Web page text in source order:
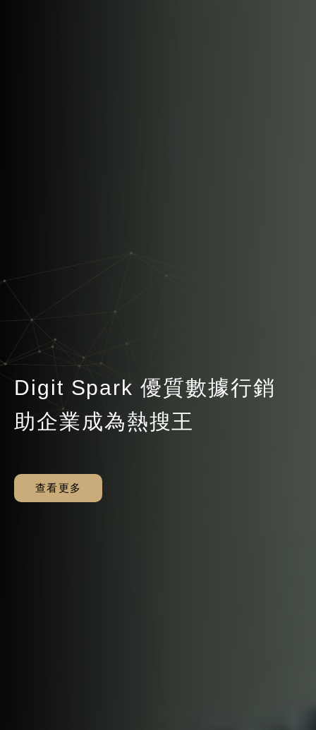
【B2B產業系列】破解 B2B
商機拓展 產業行銷有辦法
查看更多
Digit Spark《2023 產業觀
察報告書》上線
查看更多
Digit Spark 優質數據行銷
助企業成為熱搜王
查看更多
【已結束】經濟部3萬元 補
助中小企業數位轉型 Digit
Spark 數位工具助攻，就要
經濟部加持！Linker AI領客
智能獲得〈SBIR小型企業創
新研發計畫〉殊榮！
查看更多
服飾美妝產業 – 行銷應用分
享會：2023 行銷趨勢公開 x
數據驅動策略
查看更多
迎戰 2023 SEO 行銷趨勢：
你跟上了嗎？品牌行銷人必
知演算法應對策略
查看更多
【Ranking X 豆子皮革】當
職人精神遇上數位行銷，帶
你碰撞出手作溫度！
查看更多
產業行銷講座 | 美業完整行
銷與客戶經營全攻略
查看更多
【B2B產業系列】破解 B2B
商機拓展 產業行銷有辦法
查看更多
Digit Spark《2023 產業觀
察報告書》上線
查看更多